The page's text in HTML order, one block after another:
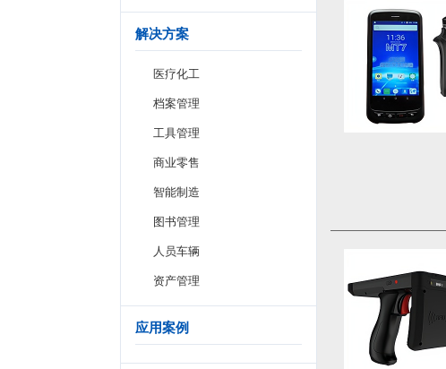
解决方案
医疗化工
档案管理
工具管理
商业零售
智能制造
图书管理
人员车辆
资产管理
应用案例